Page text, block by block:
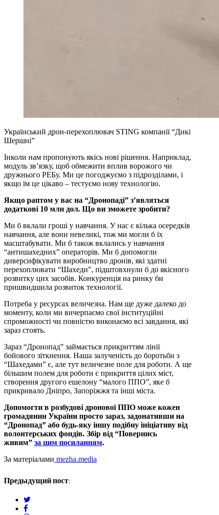
Український дрон-перехоплювач STING компанії “Дикі
Шершні”
Інколи нам пропонують якісь нові рішення. Наприклад,
модуль зв’язку, щоб обмежити вплив ворожого чи
дружнього РЕБу. Ми це погоджуємо з підрозділами, і
якщо їм це цікаво – тестуємо нову технологію.
Якщо раптом у вас на “Дронопаді” з’являться
додаткові 10 млн дол. Що ви зможете зробити?
Ми б вклали гроші у навчання. У нас є кілька осередків
навчання, але вони невеликі, тож ми могли б їх
масштабувати. Ми б також вклались у навчання
“антишахедних” операторів. Ми б допомогли
диверсифікувати виробництво дронів, які здатні
перехоплювати “Шахеди”, підштовхнули б до якісного
розвитку цих засобів. Конкуренція на ринку би
пришвидшила розвиток технології.
Потреба у ресурсах величезна. Нам ще дуже далеко до
моменту, коли ми вичерпаємо свої інституційні
спроможності чи повністю виконаємо всі завдання, які
зараз стоять.
Зараз “Дронопад” займається прикриттям лінії
бойового зіткнення. Наша залученість до боротьби з
“Шахедами” є, але тут величезне поле для роботи. А ще
більшим полем для роботи є прикриття цілих міст,
створення другого ешелону “малого ППО”, яке б
прикривало Дніпро, Запоріжжя та інші міста.
Допомогти в розбудові дронової ППО може кожен
громадянин України просто зараз, задонативши на
“Дронопад” або будь-яку іншу подібну ініціативу від
волонтерських фондів. Збір від “Повернись
живим” за цим посиланням.
За матеріалами mezha.media
Предыдущий пост:
facebook